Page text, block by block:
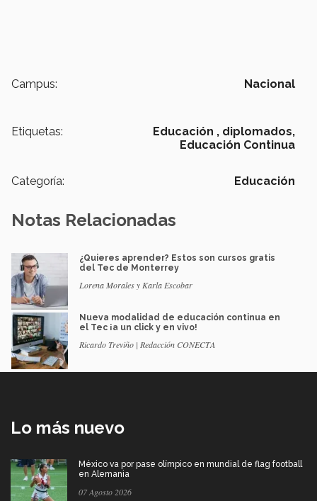
Campus: Nacional
Etiquetas: Educación , diplomados,
Educación Continua
Categoría: Educación
Notas Relacionadas
¿Quieres aprender? Estos son cursos gratis
del Tec de Monterrey
Lorena Morales y Karla Escobar
Nueva modalidad de educación continua en
el Tec ¡a un click y en vivo!
Ricardo Treviño | Redacción CONECTA
Lo más nuevo
México va por pase olímpico en mundial de flag football
en Alemania
07 Agosto 2026